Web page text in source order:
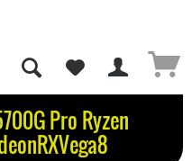
Pro Ryzen